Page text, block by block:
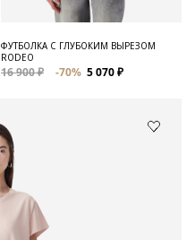
ФУТБОЛКА С ГЛУБОКИМ ВЫРЕЗОМ
RODEO
16 900 ₽ -70% 5 070 ₽